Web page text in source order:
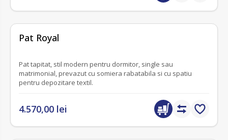
Pat Royal
Pat tapitat, stil modern pentru dormitor, single sau
matrimonial, prevazut cu somiera rabatabila si cu spatiu
pentru depozitare textil.
4.570,00 lei